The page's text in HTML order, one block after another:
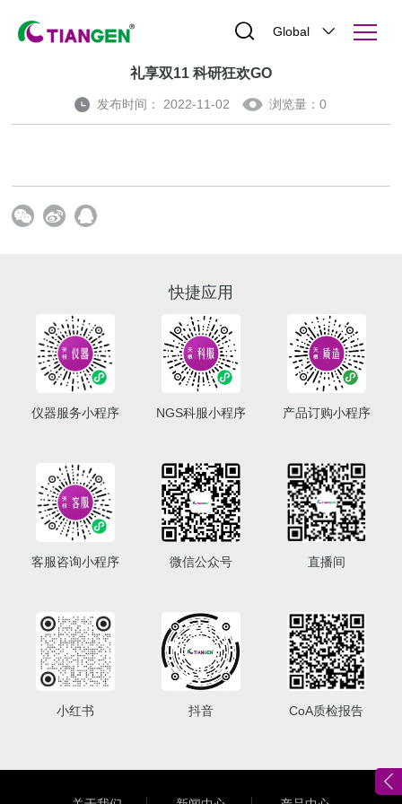
Global
礼享双11 科研狂欢GO
发布时间： 2022-11-02 浏览量：0
快捷应用
仪器服务小程序 NGS科服小程序 产品订购小程序
客服咨询小程序 微信公众号 直播间
小红书 抖音 CoA质检报告